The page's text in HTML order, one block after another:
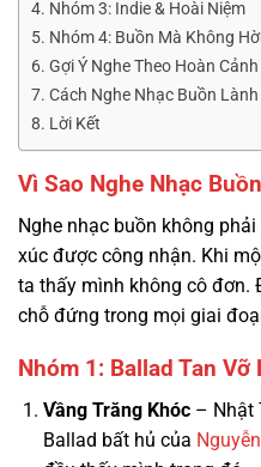
Nhóm 3: Indie & Hoài Niệm
Nhóm 4: Buồn Mà Không
Gợi Ý Nghe Theo Hoàn Cảnh
Cách Nghe Nhạc Buồn
Lời Kết
Vì Sao Nghe Nhạc
Nghe nhạc buồn không
xúc được công nhận. Khi
ta thấy mình không cô đơn.
chỗ đứng trong mọi giai
Nhóm 1: Ballad Tan Vỡ
Vầng Trăng Khóc– Nhật
Ballad bất hủ của